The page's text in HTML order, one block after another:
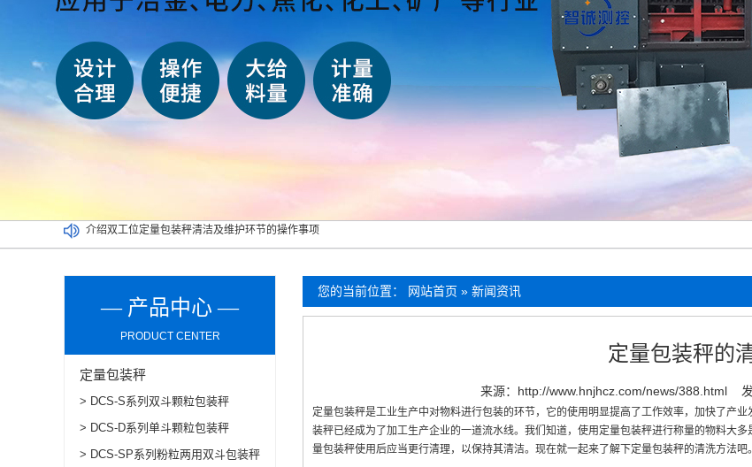
买二手定量包装秤一定要考虑以下因素，切记！
吨袋包装秤都可以实现哪些功能？
您的当前位置： 网站首页 » 新闻资讯
定量包装秤的
来源： http://www.hnjhcz.com/news/388.html
定量包装秤是工业生产中对物料进行包装的环节，它的使用明显提高了工作效率，加快了产
装秤已经成为了加工生产企业的一道流水线。我们知道，使用定量包装秤进行称量的物料大
量包装秤使用后应当更行清理，以保持其清洁。现在就一起来了解下定量包装秤的清洗方法吧。
— 产品中心 —
PRODUCT CENTER
定量包装秤
> DCS-S系列双斗颗粒包装秤
> DCS-D系列单斗颗粒包装秤
> DCS-SP系列粉粒两用双斗包装秤